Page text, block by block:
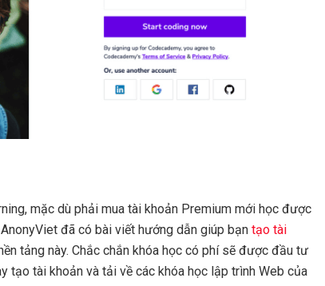
mặc dù phải mua tài khoản Premium mới học được
đã có bài viết hướng dẫn giúp bạn tạo tài
tảng này. Chắc chắn khóa học có phí sẽ được đầu tư
tạo tài khoản và tải về các khóa học lập trình Web của